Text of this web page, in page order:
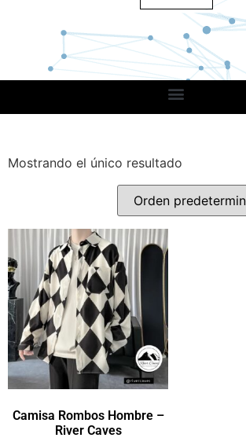
Mostrando el único resultado
Camisa Rombos Hombre –
River Caves